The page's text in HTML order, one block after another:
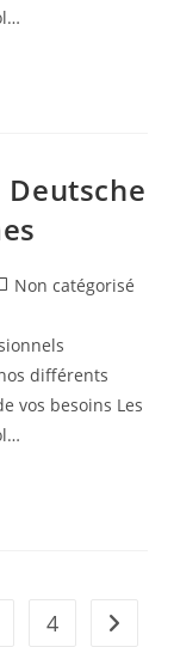
Non catégorisé
différents
vos besoins Les
4